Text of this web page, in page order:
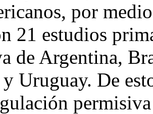
por
21 estudios
de Argentina,
Uruguay. De